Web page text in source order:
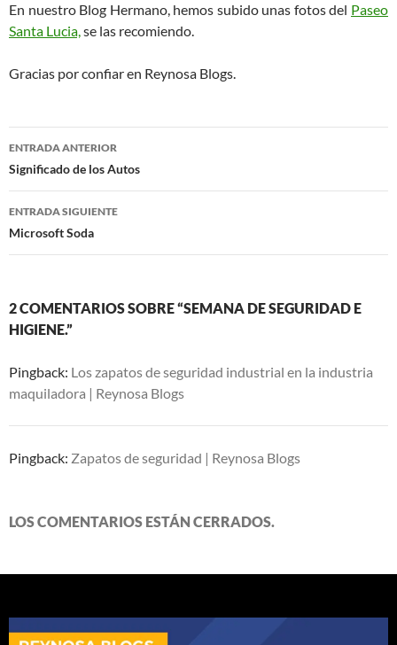
En nuestro Blog Hermano, hemos subido unas fotos del Paseo
Santa Lucia,se las recomiendo.
Gracias por confiar en Reynosa Blogs.
Navegación
de
entradas
ENTRADA ANTERIOR
Significado de los Autos
ENTRADA SIGUIENTE
Microsoft Soda
2 COMENTARIOS SOBRE “SEMANA DE SEGURIDAD E
HIGIENE.”
Pingback: Los zapatos de seguridad industrial en la industria
maquiladora | Reynosa Blogs
Pingback: Zapatos de seguridad | Reynosa Blogs
LOS COMENTARIOS ESTÁN CERRADOS.